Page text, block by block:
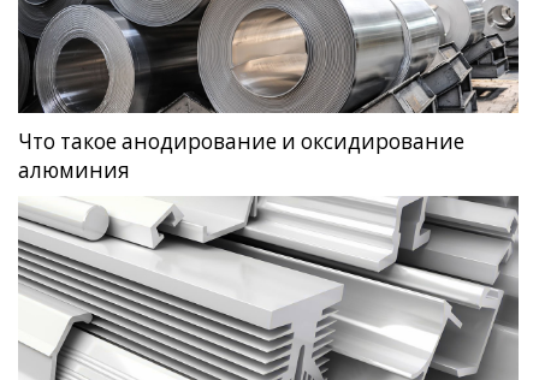
Что такое анодирование и оксидирование
алюминия